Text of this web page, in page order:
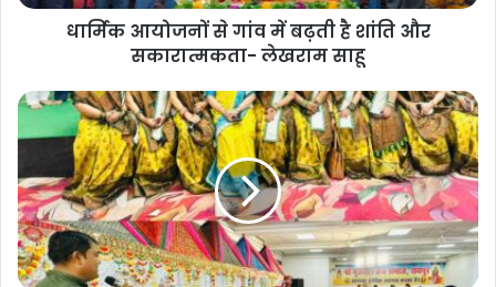
धार्मिक आयोजनों से गांव में बढ़ती है शांति और
सकारात्मकता- लेखराम साहू